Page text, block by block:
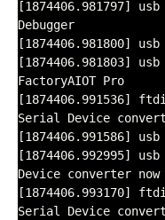
[1874406.981797]
Debugger
[1874406.981800]
[1874406.981803]
FactoryAIOT Pro
[1874406.991536]
Serial Device
[1874406.991586]
[1874406.992995]
Device converter
[1874406.993170]
Serial Device